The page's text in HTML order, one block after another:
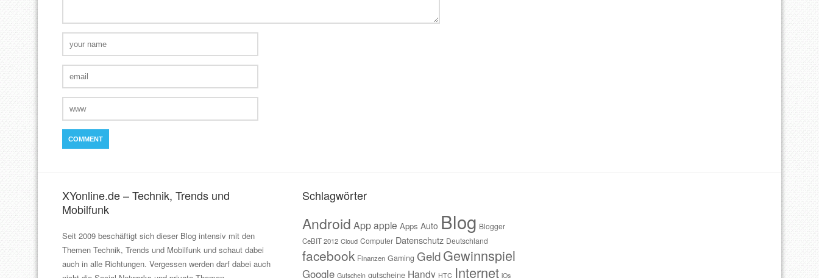
XYonline.de – Technik, Trends und
Mobilfunk
Seit 2009 beschäftigt sich dieser Blog intensiv mit den
Themen Technik, Trends und Mobilfunk und schaut dabei
auch in alle Richtungen. Vergessen werden darf dabei auch
Schlagwörter
Android Appapple Apps Auto Blog Blogger
CeBIT 2012 Cloud Computer Datenschutz Deutschland
facebook Finanzen Gaming GeldGewinnspiel
Google Gutschein gutscheine Handy HTC Internet iOs